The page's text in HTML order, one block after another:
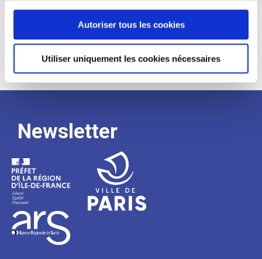
continuez à utiliser notre site Web.
Autoriser tous les cookies
Utiliser uniquement les cookies nécessaires
de
recrutement
Newsletter